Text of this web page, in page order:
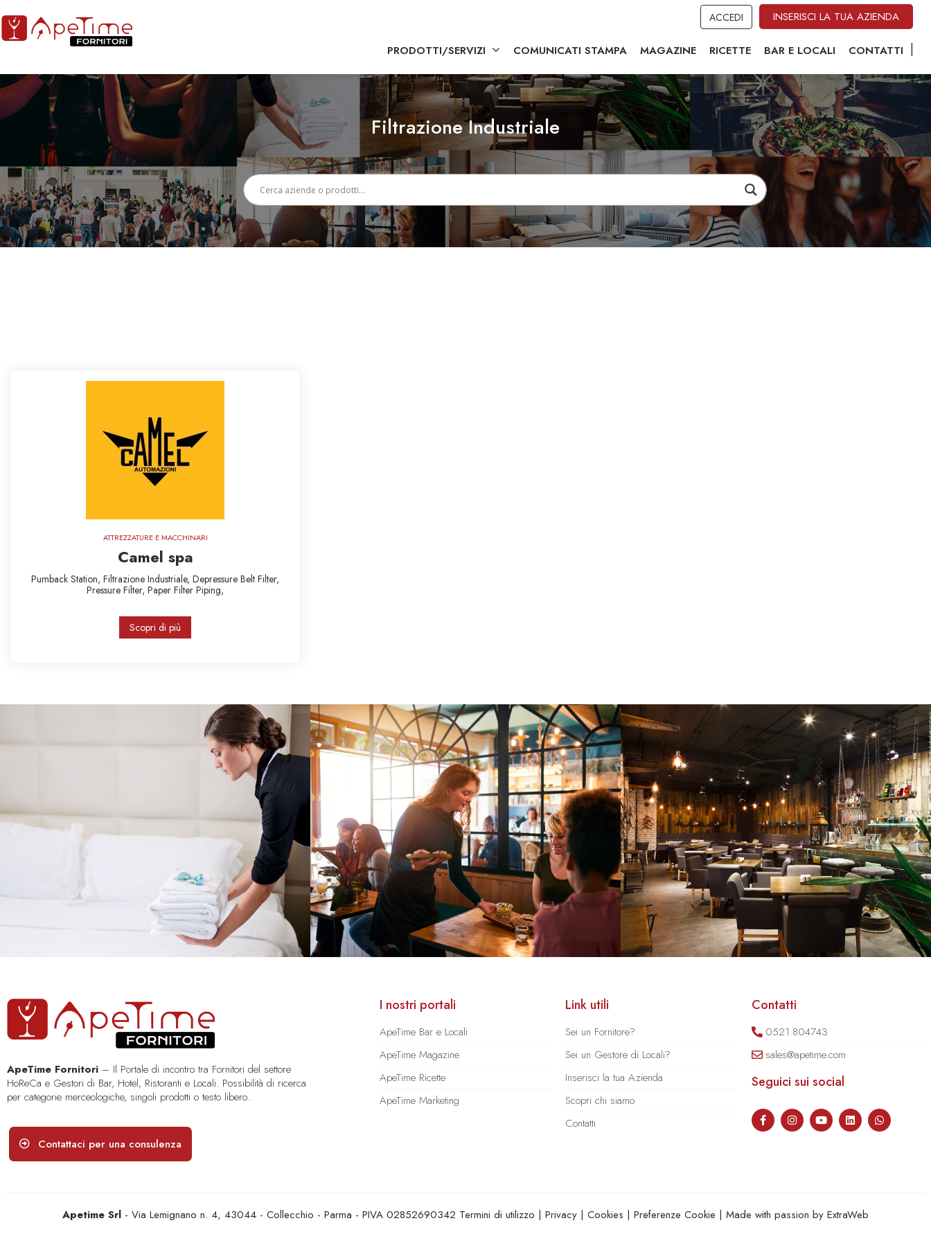
ACCEDI INSERISCI LA TUA AZIENDA
PRODOTTI/SERVIZI COMUNICATI STAMPA MAGAZINE RICETTE BAR E LOCALI CONTATTI
Filtrazione Industriale
ATTREZZATURE E MACCHINARI
Camel spa
Pumback Station, Filtrazione Industriale, Depressure Belt Filter,
Pressure Filter, Paper Filter Piping,
Scopri di più
ApeTime Fornitori – Il Portale di incontro tra Fornitori del settore
HoReCa e Gestori di Bar, Hotel, Ristoranti e Locali. Possibilità di ricerca
per categorie merceologiche, singoli prodotti o testo libero..
Contattaci per una consulenza
I nostri portali
ApeTime Bar e Locali
ApeTime Magazine
ApeTime Ricette
ApeTime Marketing
Link utili
Sei un Fornitore?
Sei un Gestore di Locali?
Inserisci la tua Azienda
Scopri chi siamo
Contatti
Contatti
0521.804743
sales@apetime.com
Seguici sui social
Apetime Srl - Via Lemignano n. 4, 43044 - Collecchio - Parma - PIVA 02852690342 Termini di utilizzo | Privacy | Cookies | Preferenze Cookie | Made with passion by ExtraWeb